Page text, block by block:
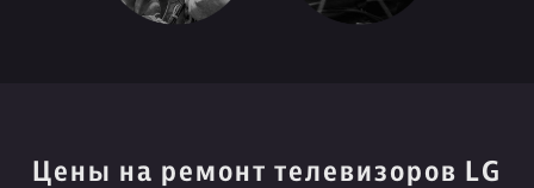
Цены на ремонт телевизоров LG